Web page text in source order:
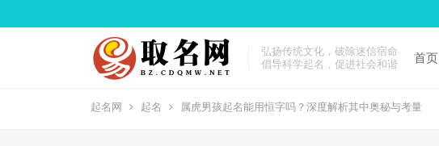
弘扬传统文化，破除迷信宿命
倡导科学起名，促进社会和谐
首页
起名网 起名 属虎男孩起名能用恒字吗？深度解析其中奥秘与考量